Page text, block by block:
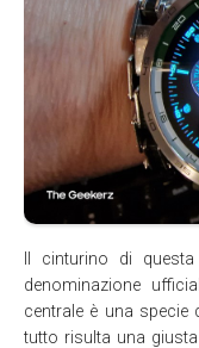
Il cinturino di
denominazione
centrale è una specie
tutto risulta una